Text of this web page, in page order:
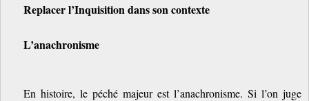
Replacer l’Inquisition dans son contexte
L’anachronisme
En histoire, le péché majeur est l’anachronisme. Si l’on juge